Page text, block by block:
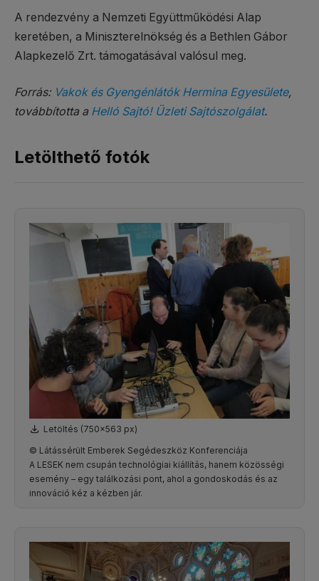
A rendezvény a Nemzeti Együttműködési Alap
keretében, a Miniszterelnökség és a Bethlen Gábor
Alapkezelő Zrt. támogatásával valósul meg.
Forrás: Vakok és Gyengénlátók Hermina Egyesülete,
továbbította a Helló Sajtó! Üzleti Sajtószolgálat.
Letölthető fotók
Letöltés (750x563 px)
© Látássérült Emberek Segédeszköz Konferenciája
A LESEK nem csupán technológiai kiállítás, hanem közösségi
esemény – egy találkozási pont, ahol a gondoskodás és az
innováció kéz a kézben jár.